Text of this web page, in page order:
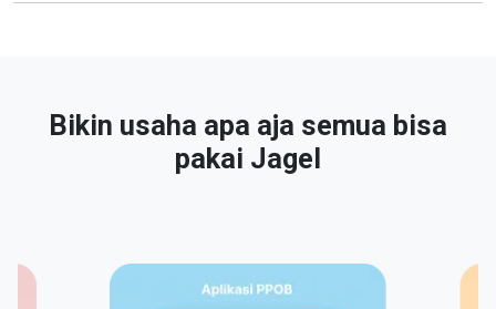
Bikin usaha apa aja semua bisa
pakai Jagel